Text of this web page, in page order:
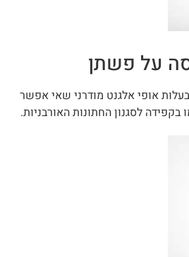
על פשתן
אופי אלגנט מודרני שאי אפשר
לסגנון החתונות האורבניות.